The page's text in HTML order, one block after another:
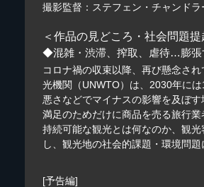
撮影監督：ステフェン・チャンド
＜作品の見どころ・社会問題提
◆混雑・渋滞、搾取、虐待…膨張
コロナ禍の収束以降、再び懸念さ
光機関（UNWTO）は、2030年に
悪さなどでマイナスの影響を及ぼ
満足のためだけに商品を売る旅行業
持続可能な観光とは何なのか、観
し、観光地の社会的課題・環境問
[予告編]